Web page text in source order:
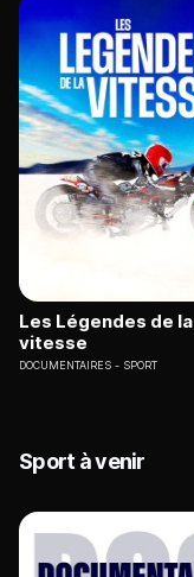
Les Légendes de la
vitesse
DOCUMENTAIRES SPORT
Sport à venir